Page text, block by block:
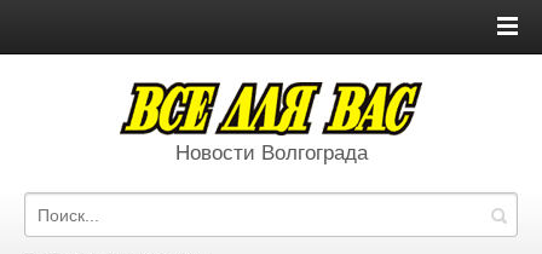
Новости Волгограда